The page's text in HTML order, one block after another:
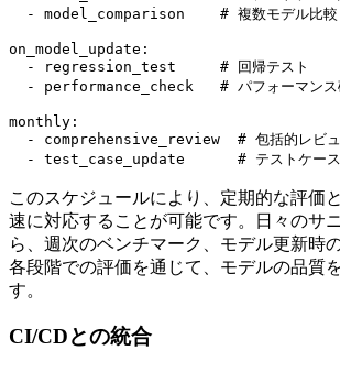
  - model_comparison    # 複数モデル比較
on_model_update:
  - regression_test     # 回帰テスト
- performance_check   # パフォーマンス
monthly:
- comprehensive_review  # 包括的レビ
このスケジュールにより、定期的な評価
速に対応することが可能です。日々のサ
ら、週次のベンチマーク、モデル更新時
各段階での評価を通じて、モデルの品質
す。
CI/CDとの統合